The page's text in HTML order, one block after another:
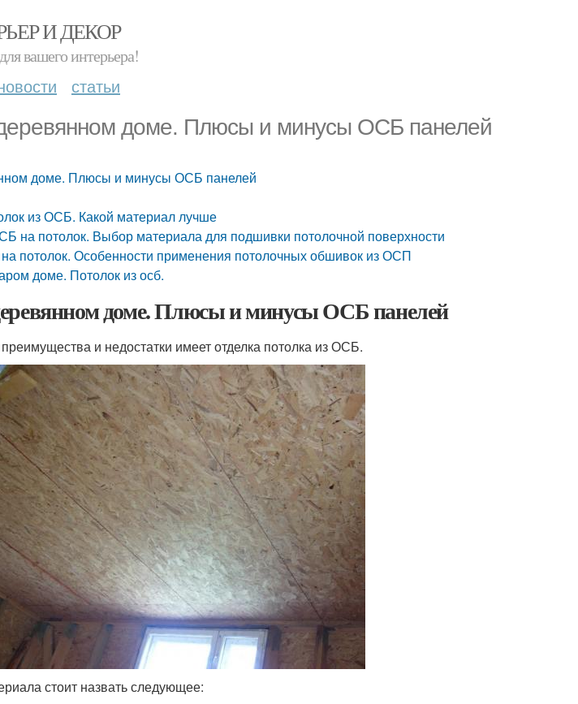
И ДЕКОР
вашего интерьера!
статьи
доме. Плюсы и минусы ОСБ панелей
доме. Плюсы и минусы ОСБ панелей
из ОСБ. Какой материал лучше
на потолок. Выбор материала для подшивки потолочной поверхности
потолок. Особенности применения потолочных обшивок из ОСП
доме. Потолок из осб.
доме. Плюсы и минусы ОСБ панелей
и недостатки имеет отделка потолка из ОСБ.
стоит назвать следующее: